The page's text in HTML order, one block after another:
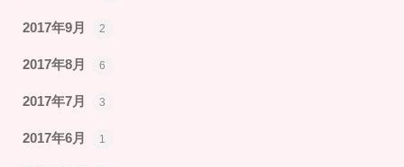
2017年9月 2
2017年8月 6
2017年7月 3
2017年6月 1